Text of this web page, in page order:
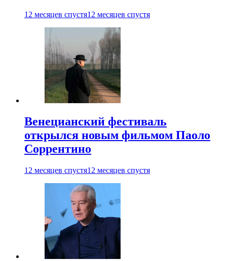
12 месяцев спустя12 месяцев спустя
Венецианский фестиваль
открылся новым фильмом Паоло
Соррентино
12 месяцев спустя12 месяцев спустя